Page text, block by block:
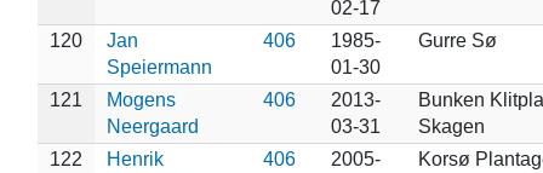
02-17
120
Jan
Speiermann
406
1985-
01-30
Gurre Sø
121
Mogens
Neergaard
406
2013-
03-31
Bunken
Skagen
122
Henrik
406
2005-
Korsø